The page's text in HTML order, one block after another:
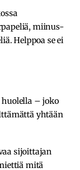
miinus-
Helppoa se ei
– joko
yhtään
sijoittajan
mitä